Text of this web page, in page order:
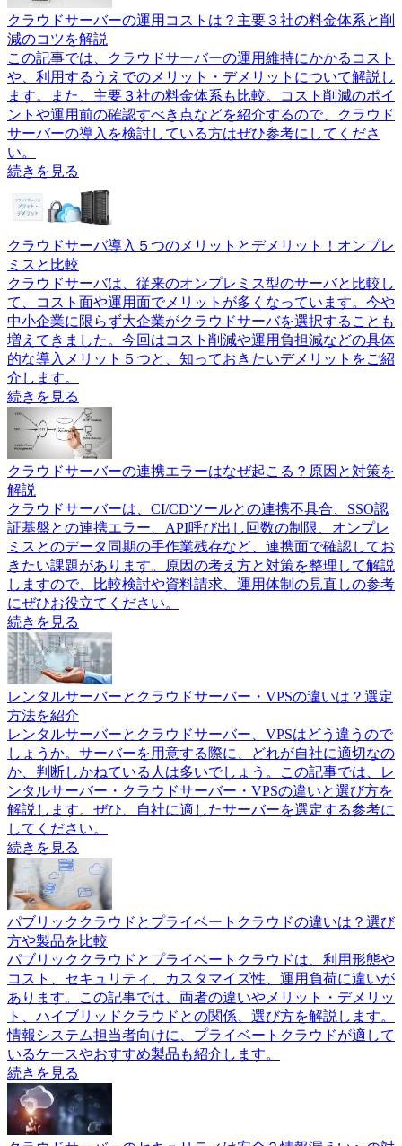
クラウドサーバーの運用コストは？主要３社の料金体系と削
減のコツを解説
この記事では、クラウドサーバーの運用維持にかかるコスト
や、利用するうえでのメリット・デメリットについて解説し
ます。また、主要３社の料金体系も比較。コスト削減のポイ
ントや運用前の確認すべき点などを紹介するので、クラウド
サーバーの導入を検討している方はぜひ参考にしてくださ
い。
続きを見る
クラウドサーバ導入５つのメリットとデメリット！オンプレ
ミスと比較
クラウドサーバは、従来のオンプレミス型のサーバと比較し
て、コスト面や運用面でメリットが多くなっています。今や
中小企業に限らず大企業がクラウドサーバを選択することも
増えてきました。今回はコスト削減や運用負担減などの具体
的な導入メリット５つと、知っておきたいデメリットをご紹
介します。
続きを見る
クラウドサーバーの連携エラーはなぜ起こる？原因と対策を
解説
クラウドサーバーは、CI/CDツールとの連携不具合、SSO認
証基盤との連携エラー、API呼び出し回数の制限、オンプレ
ミスとのデータ同期の手作業残存など、連携面で確認してお
きたい課題があります。原因の考え方と対策を整理して解説
しますので、比較検討や資料請求、運用体制の見直しの参考
にぜひお役立てください。
続きを見る
レンタルサーバーとクラウドサーバー・VPSの違いは？選定
方法を紹介
レンタルサーバーとクラウドサーバー、VPSはどう違うので
しょうか。サーバーを用意する際に、どれが自社に適切なの
か、判断しかねている人は多いでしょう。この記事では、レ
ンタルサーバー・クラウドサーバー・VPSの違いと選び方を
解説します。ぜひ、自社に適したサーバーを選定する参考に
してください。
続きを見る
パブリッククラウドとプライベートクラウドの違いは？選び
方や製品を比較
パブリッククラウドとプライベートクラウドは、利用形態や
コスト、セキュリティ、カスタマイズ性、運用負荷に違いが
あります。この記事では、両者の違いやメリット・デメリッ
ト、ハイブリッドクラウドとの関係、選び方を解説します。
情報システム担当者向けに、プライベートクラウドが適して
いるケースやおすすめ製品も紹介します。
続きを見る